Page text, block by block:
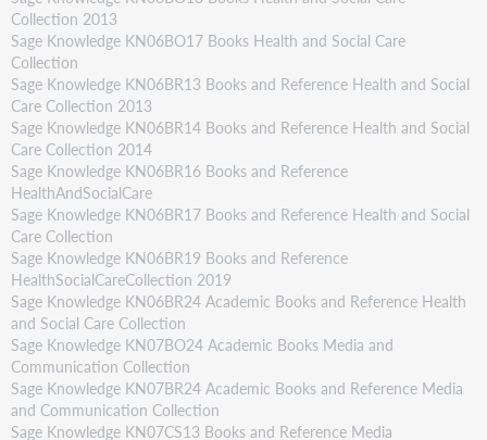
Collection 2013
Sage Knowledge KN06BO17 Books Health and Social Care
Collection
Sage Knowledge KN06BR13 Books and Reference Health and Social
Care Collection 2013
Sage Knowledge KN06BR14 Books and Reference Health and Social
Care Collection 2014
Sage Knowledge KN06BR16 Books and Reference
HealthAndSocialCare
Sage Knowledge KN06BR17 Books and Reference Health and Social
Care Collection
Sage Knowledge KN06BR19 Books and Reference
HealthSocialCareCollection 2019
Sage Knowledge KN06BR24 Academic Books and Reference Health
and Social Care Collection
Sage Knowledge KN07BO24 Academic Books Media and
Communication Collection
Sage Knowledge KN07BR24 Academic Books and Reference Media
and Communication Collection
Sage Knowledge KN07CS13 Books and Reference Media